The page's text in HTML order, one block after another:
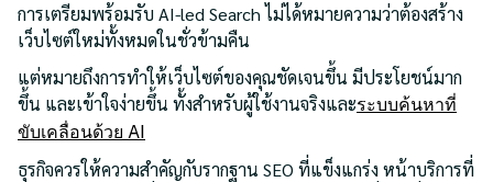
การเตรียมพร้อมรับ AI-led Search ไม่ได้หมายความว่าต้องสร้าง
เว็บไซต์ใหม่ทั้งหมดในชั่วข้ามคืน
แต่หมายถึงการทำให้เว็บไซต์ของคุณชัดเจนขึ้น มีประโยชน์มาก
ขึ้น และเข้าใจง่ายขึ้น ทั้งสำหรับผู้ใช้งานจริงและระบบค้นหาที่
ขับเคลื่อนด้วย AI
ธุรกิจควรให้ความสำคัญกับรากฐาน SEO ที่แข็งแกร่ง หน้าบริการที่